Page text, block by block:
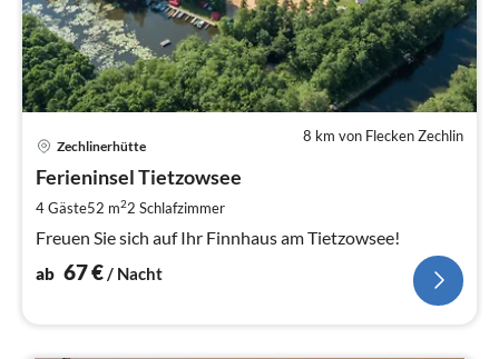
8 km von Flecken Zechlin
Zechlinerhütte
Ferieninsel Tietzowsee
4 Gäste52 m22 Schlafzimmer
Freuen Sie sich auf Ihr Finnhaus am Tietzowsee!
ab 67€/ Nacht